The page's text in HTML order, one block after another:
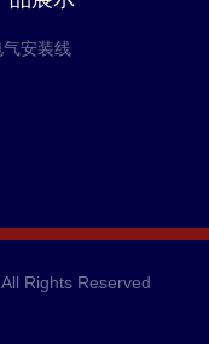
气安装线
Rights Reserved